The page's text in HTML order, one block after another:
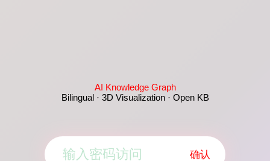
AI Knowledge Graph
Bilingual · 3D Visualization · Open KB
确认